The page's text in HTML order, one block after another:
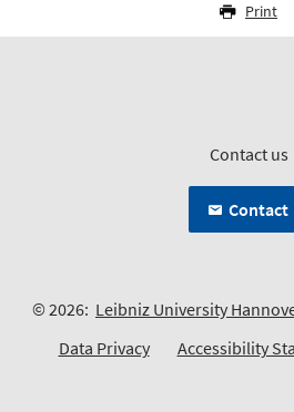
Print
Contact us
Contact
© 2026: Leibniz University
Data Privacy
Accessibility